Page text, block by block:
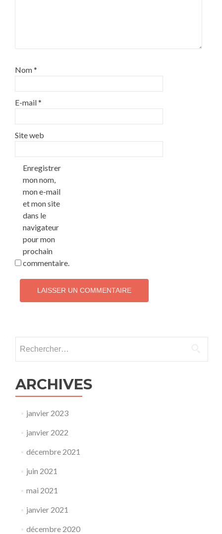
Nom*
E-mail*
Site web
Enregistrer
mon nom,
mon e-mail
et mon site
dans le
navigateur
pour mon
prochain
commentaire.
ARCHIVES
janvier 2023
janvier 2022
décembre 2021
juin 2021
mai 2021
janvier 2021
décembre 2020